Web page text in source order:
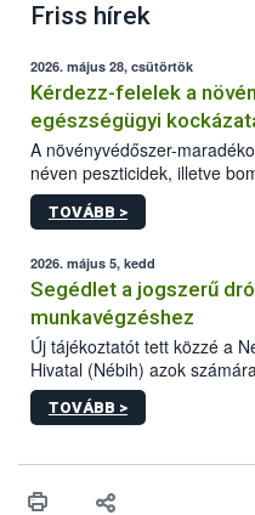
Friss hírek
2026. május 28, csütörtök
Kérdezz-felelek a
egészségügyi
A növényvédőszer-
néven peszticidek, illetve
melyek a terményekben
szüretelést, illetve tárolást
mennyiségének esetenként
lennie. Nem minden
Azokban az élelmiszerekben
általában csak nagyon kis
jelenthetnek kockázatot a
TOVÁBB >
2026. május 5, kedd
Segédlet a jogszerű
munkavégzéshez
Új tájékoztatót tett közzé a
Hivatal (Nébih) azok
növényvédelmi vagy
végezni Magyarországon.
műszaki és hatósági
TOVÁBB >